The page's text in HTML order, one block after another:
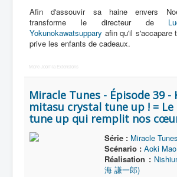
Afin d'assouvir sa haine envers
transforme le directeur de
Yokunokawatsuppary afin qu'il s'accapare
prive les enfants de cadeaux.
More Joomla Extensions
Miracle Tunes - Épisode 39 -
mitasu crystal tune up ! =
tune up qui remplit nos
Série : Miracle Tunes
Scénario : Aoki
Réalisation :
海 謙一郎)